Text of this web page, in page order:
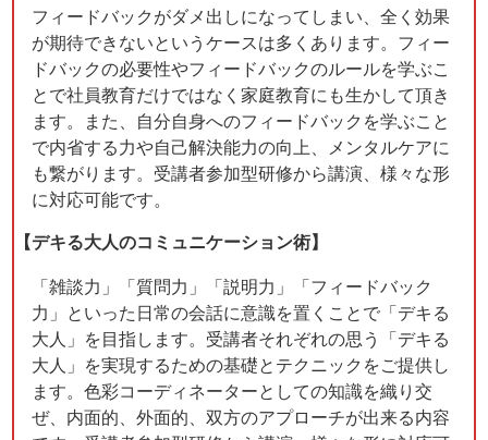
フィードバックがダメ出しになってしまい、全く効果
が期待できないというケースは多くあります。フィー
ドバックの必要性やフィードバックのルールを学ぶこ
とで社員教育だけではなく家庭教育にも生かして頂き
ます。また、自分自身へのフィードバックを学ぶこと
で内省する力や自己解決能力の向上、メンタルケアに
も繋がります。受講者参加型研修から講演、様々な形
に対応可能です。
【デキる大人のコミュニケーション術】
「雑談力」「質問力」「説明力」「フィードバック
力」といった日常の会話に意識を置くことで「デキる
大人」を目指します。受講者それぞれの思う「デキる
大人」を実現するための基礎とテクニックをご提供し
ます。色彩コーディネーターとしての知識を織り交
ぜ、内面的、外面的、双方のアプローチが出来る内容